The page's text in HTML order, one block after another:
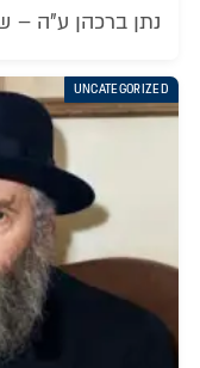
נתן ברכהן ע"ה –
UNCATEGORIZED